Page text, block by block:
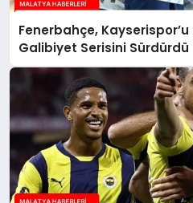
Fenerbahçe,
Galibiyet Serisini Sürdürdü